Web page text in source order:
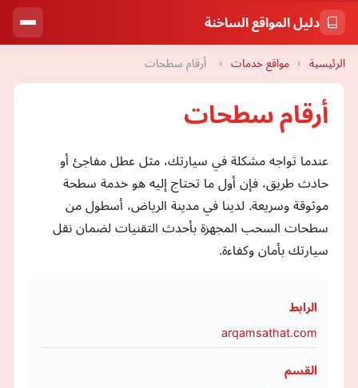
دليل المواقع الساخنة
الرئيسية › مواقع خدمات › أرقام سطحات
أرقام سطحات
عندما تواجه مشكلة في سيارتك، مثل عطل مفاجئ أو
حادث طريق، فإن أول ما تحتاج إليه هو خدمة سطحة
موثوقة وسريعة. لدينا في مدينة الرياض، أسطول من
سطحات السحب المجهزة بأحدث التقنيات لضمان نقل
سيارتك بأمان وكفاءة.
الرابط
arqamsathat.com
القسم